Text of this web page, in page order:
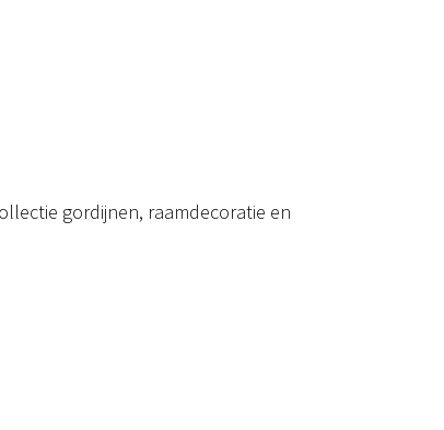
gordijnen, raamdecoratie en